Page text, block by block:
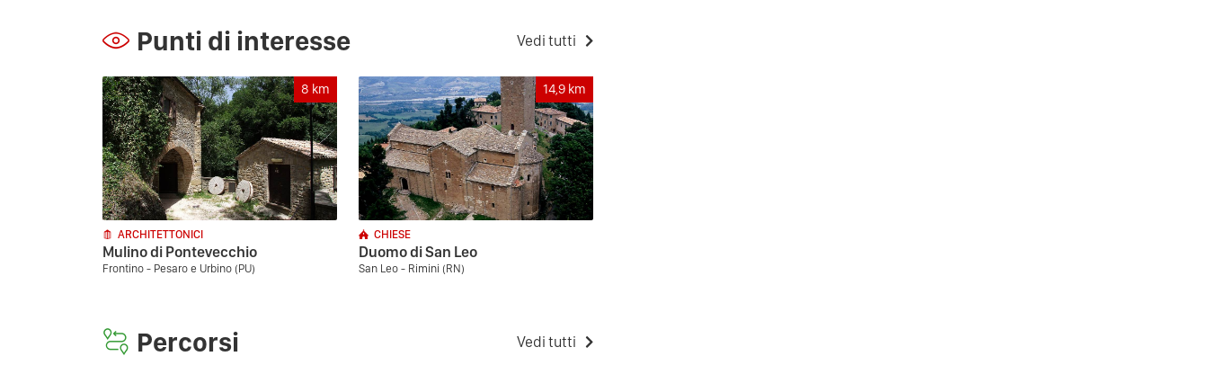
Punti di interesse Vedi tutti
8 km
ARCHITETTONICI
Mulino di Pontevecchio
Frontino - Pesaro e Urbino (PU)
14,9 km
CHIESE
Duomo di San Leo
San Leo - Rimini (RN)
Percorsi Vedi tutti